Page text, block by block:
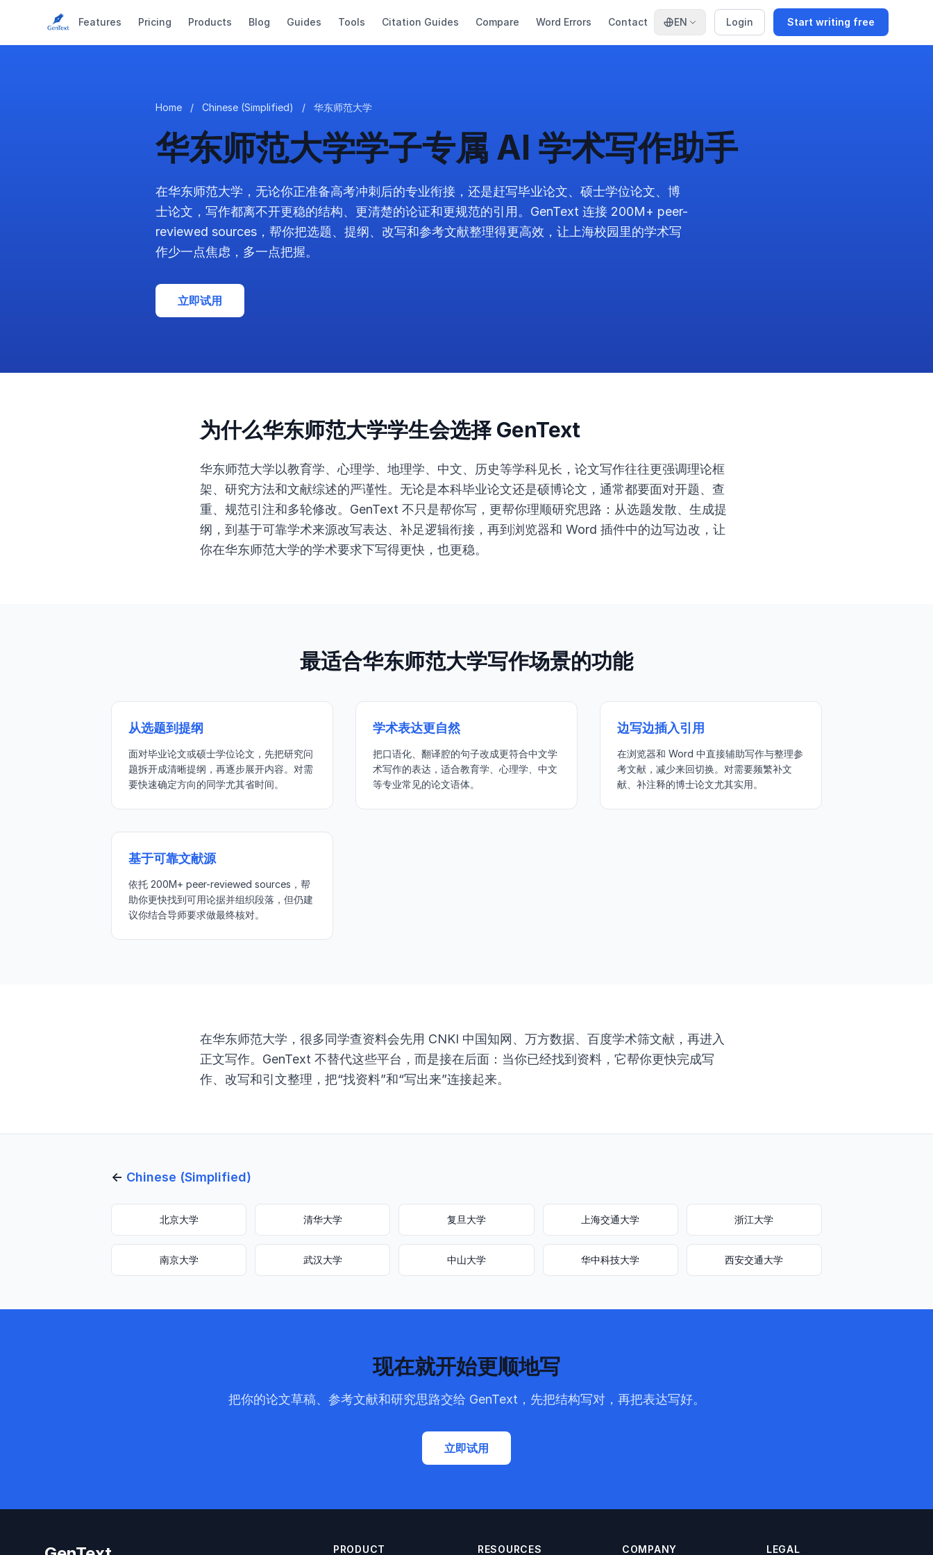
Features Pricing Products Blog Guides Tools Citation Guides Compare Word Errors Contact EN Login Start writing free
Home / Chinese (Simplified) / 华东师范大学
华东师范大学学子专属 AI 学术写作助手
在华东师范大学，无论你正准备高考冲刺后的专业衔接，还是赶写毕业论文、硕士学位论文、博
士论文，写作都离不开更稳的结构、更清楚的论证和更规范的引用。GenText 连接 200M+ peer-
reviewed sources，帮你把选题、提纲、改写和参考文献整理得更高效，让上海校园里的学术写
作少一点焦虑，多一点把握。
立即试用
为什么华东师范大学学生会选择 GenText
华东师范大学以教育学、心理学、地理学、中文、历史等学科见长，论文写作往往更强调理论框
架、研究方法和文献综述的严谨性。无论是本科毕业论文还是硕博论文，通常都要面对开题、查
重、规范引注和多轮修改。GenText 不只是帮你写，更帮你理顺研究思路：从选题发散、生成提
纲，到基于可靠学术来源改写表达、补足逻辑衔接，再到浏览器和 Word 插件中的边写边改，让
你在华东师范大学的学术要求下写得更快，也更稳。
最适合华东师范大学写作场景的功能
从选题到提纲
面对毕业论文或硕士学位论文，先把研究问
题拆开成清晰提纲，再逐步展开内容。对需
要快速确定方向的同学尤其省时间。
学术表达更自然
把口语化、翻译腔的句子改成更符合中文学
术写作的表达，适合教育学、心理学、中文
等专业常见的论文语体。
边写边插入引用
在浏览器和 Word 中直接辅助写作与整理参
考文献，减少来回切换。对需要频繁补文
献、补注释的博士论文尤其实用。
基于可靠文献源
依托 200M+ peer-reviewed sources，帮
助你更快找到可用论据并组织段落，但仍建
议你结合导师要求做最终核对。
在华东师范大学，很多同学查资料会先用 CNKI 中国知网、万方数据、百度学术筛文献，再进入
正文写作。GenText 不替代这些平台，而是接在后面：当你已经找到资料，它帮你更快完成写
作、改写和引文整理，把“找资料”和“写出来”连接起来。
← Chinese (Simplified)
北京大学 清华大学 复旦大学 上海交通大学 浙江大学
南京大学 武汉大学 中山大学 华中科技大学 西安交通大学
现在就开始更顺地写
把你的论文草稿、参考文献和研究思路交给 GenText，先把结构写对，再把表达写好。
立即试用
PRODUCT RESOURCES COMPANY LEGAL